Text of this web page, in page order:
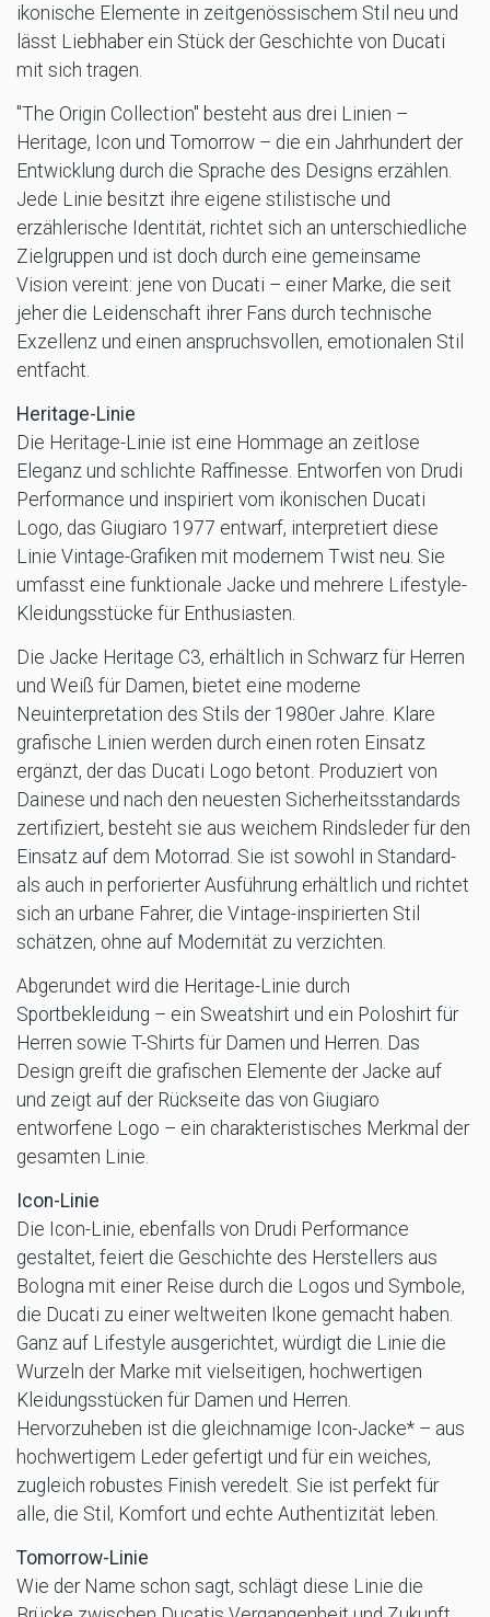
ikonische Elemente in zeitgenössischem Stil neu und
lässt Liebhaber ein Stück der Geschichte von Ducati
mit sich tragen.
"The Origin Collection" besteht aus drei Linien –
Heritage, Icon und Tomorrow – die ein Jahrhundert der
Entwicklung durch die Sprache des Designs erzählen.
Jede Linie besitzt ihre eigene stilistische und
erzählerische Identität, richtet sich an unterschiedliche
Zielgruppen und ist doch durch eine gemeinsame
Vision vereint: jene von Ducati – einer Marke, die seit
jeher die Leidenschaft ihrer Fans durch technische
Exzellenz und einen anspruchsvollen, emotionalen Stil
entfacht.
Heritage-Linie
Die Heritage-Linie ist eine Hommage an zeitlose
Eleganz und schlichte Raffinesse. Entworfen von Drudi
Performance und inspiriert vom ikonischen Ducati
Logo, das Giugiaro 1977 entwarf, interpretiert diese
Linie Vintage-Grafiken mit modernem Twist neu. Sie
umfasst eine funktionale Jacke und mehrere Lifestyle-
Kleidungsstücke für Enthusiasten.
Die Jacke Heritage C3, erhältlich in Schwarz für Herren
und Weiß für Damen, bietet eine moderne
Neuinterpretation des Stils der 1980er Jahre. Klare
grafische Linien werden durch einen roten Einsatz
ergänzt, der das Ducati Logo betont. Produziert von
Dainese und nach den neuesten Sicherheitsstandards
zertifiziert, besteht sie aus weichem Rindsleder für den
Einsatz auf dem Motorrad. Sie ist sowohl in Standard-
als auch in perforierter Ausführung erhältlich und richtet
sich an urbane Fahrer, die Vintage-inspirierten Stil
schätzen, ohne auf Modernität zu verzichten.
Abgerundet wird die Heritage-Linie durch
Sportbekleidung – ein Sweatshirt und ein Poloshirt für
Herren sowie T-Shirts für Damen und Herren. Das
Design greift die grafischen Elemente der Jacke auf
und zeigt auf der Rückseite das von Giugiaro
entworfene Logo – ein charakteristisches Merkmal der
gesamten Linie.
Icon-Linie
Die Icon-Linie, ebenfalls von Drudi Performance
gestaltet, feiert die Geschichte des Herstellers aus
Bologna mit einer Reise durch die Logos und Symbole,
die Ducati zu einer weltweiten Ikone gemacht haben.
Ganz auf Lifestyle ausgerichtet, würdigt die Linie die
Wurzeln der Marke mit vielseitigen, hochwertigen
Kleidungsstücken für Damen und Herren.
Hervorzuheben ist die gleichnamige Icon-Jacke* – aus
hochwertigem Leder gefertigt und für ein weiches,
zugleich robustes Finish veredelt. Sie ist perfekt für
alle, die Stil, Komfort und echte Authentizität leben.
Tomorrow-Linie
Wie der Name schon sagt, schlägt diese Linie die